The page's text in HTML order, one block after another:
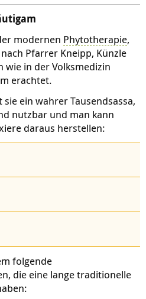
modernen Phytotherapie,
Pfarrer Kneipp, Künzle
wie in der Volksmedizin
erachtet.
ein wahrer Tausendsassa,
nutzbar und man kann
daraus herstellen:
folgende
die eine lange traditionelle